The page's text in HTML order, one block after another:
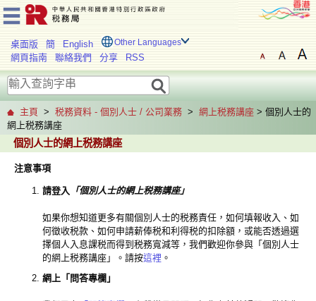
桌面版 簡 English Other Languages
網頁指南 聯絡我們 分享 RSS
主頁 > 税務資料 - 個別人士 / 公司業務 > 網上税務講座 > 個別人士的
網上税務講座
個別人士的網上税務講座
注意事項
請登入 「個別人士的網上税務講座」
如果你想知道更多有關個別人士的税務責任，如何填報收入、如
何徵收税款、如何申請薪俸税和利得税的扣除額，或能否透過選
擇個人入息課税而得到税務寬減等，我們歡迎你參與「個別人士
的網上税務講座」。請按這裡 。
網上「問答專欄」